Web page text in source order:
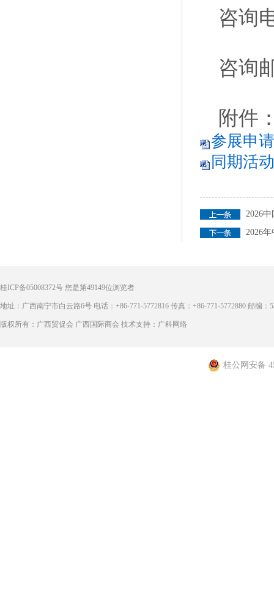
咨询
咨询
附件
参展申
同期活
2026
2026
桂ICP备05008372号 您是第49149位浏览者
地址：广西南宁市白云路6号 电话：+86-771-5772816 传真：+86-771-5772880 邮编：
版权所有：广西贸促会 广西国际商会 技术支持：广科网络
桂公网安备